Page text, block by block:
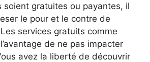
soient gratuites ou payantes, il
le pour et le contre de
services gratuits comme
de ne pas impacter
avez la liberté de découvrir